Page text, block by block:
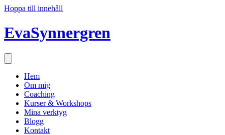
Hoppa till innehåll
EvaSynnergren
Hem
Om mig
Coaching
Kurser & Workshops
Mina verktyg
Blogg
Kontakt